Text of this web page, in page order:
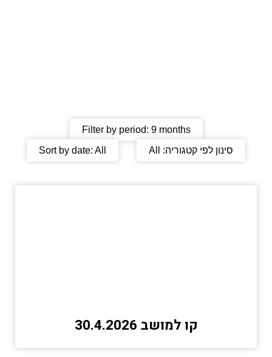
Filter by period: 9 months
סינון לפי קטגוריה:
All
Sort by date:All
קו למושב 30.4.2026